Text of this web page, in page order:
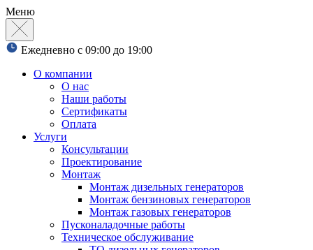
Меню
Ежедневно с 09:00 до 19:00
О компании
О нас
Наши работы
Сертификаты
Оплата
Услуги
Консультации
Проектирование
Монтаж
Монтаж дизельных генераторов
Монтаж бензиновых генераторов
Монтаж газовых генераторов
Пусконаладочные работы
Техническое обслуживание